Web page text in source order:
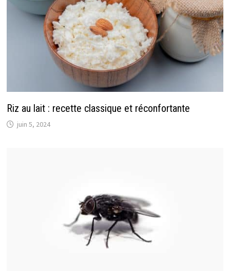
Riz au lait : recette classique et réconfortante
juin 5, 2024